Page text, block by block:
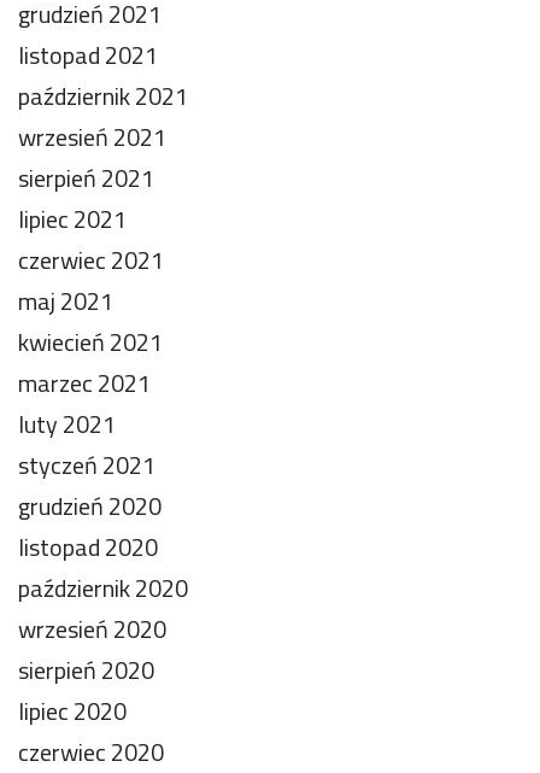
grudzień 2021
listopad 2021
październik 2021
wrzesień 2021
sierpień 2021
lipiec 2021
czerwiec 2021
maj 2021
kwiecień 2021
marzec 2021
luty 2021
styczeń 2021
grudzień 2020
listopad 2020
październik 2020
wrzesień 2020
sierpień 2020
lipiec 2020
czerwiec 2020